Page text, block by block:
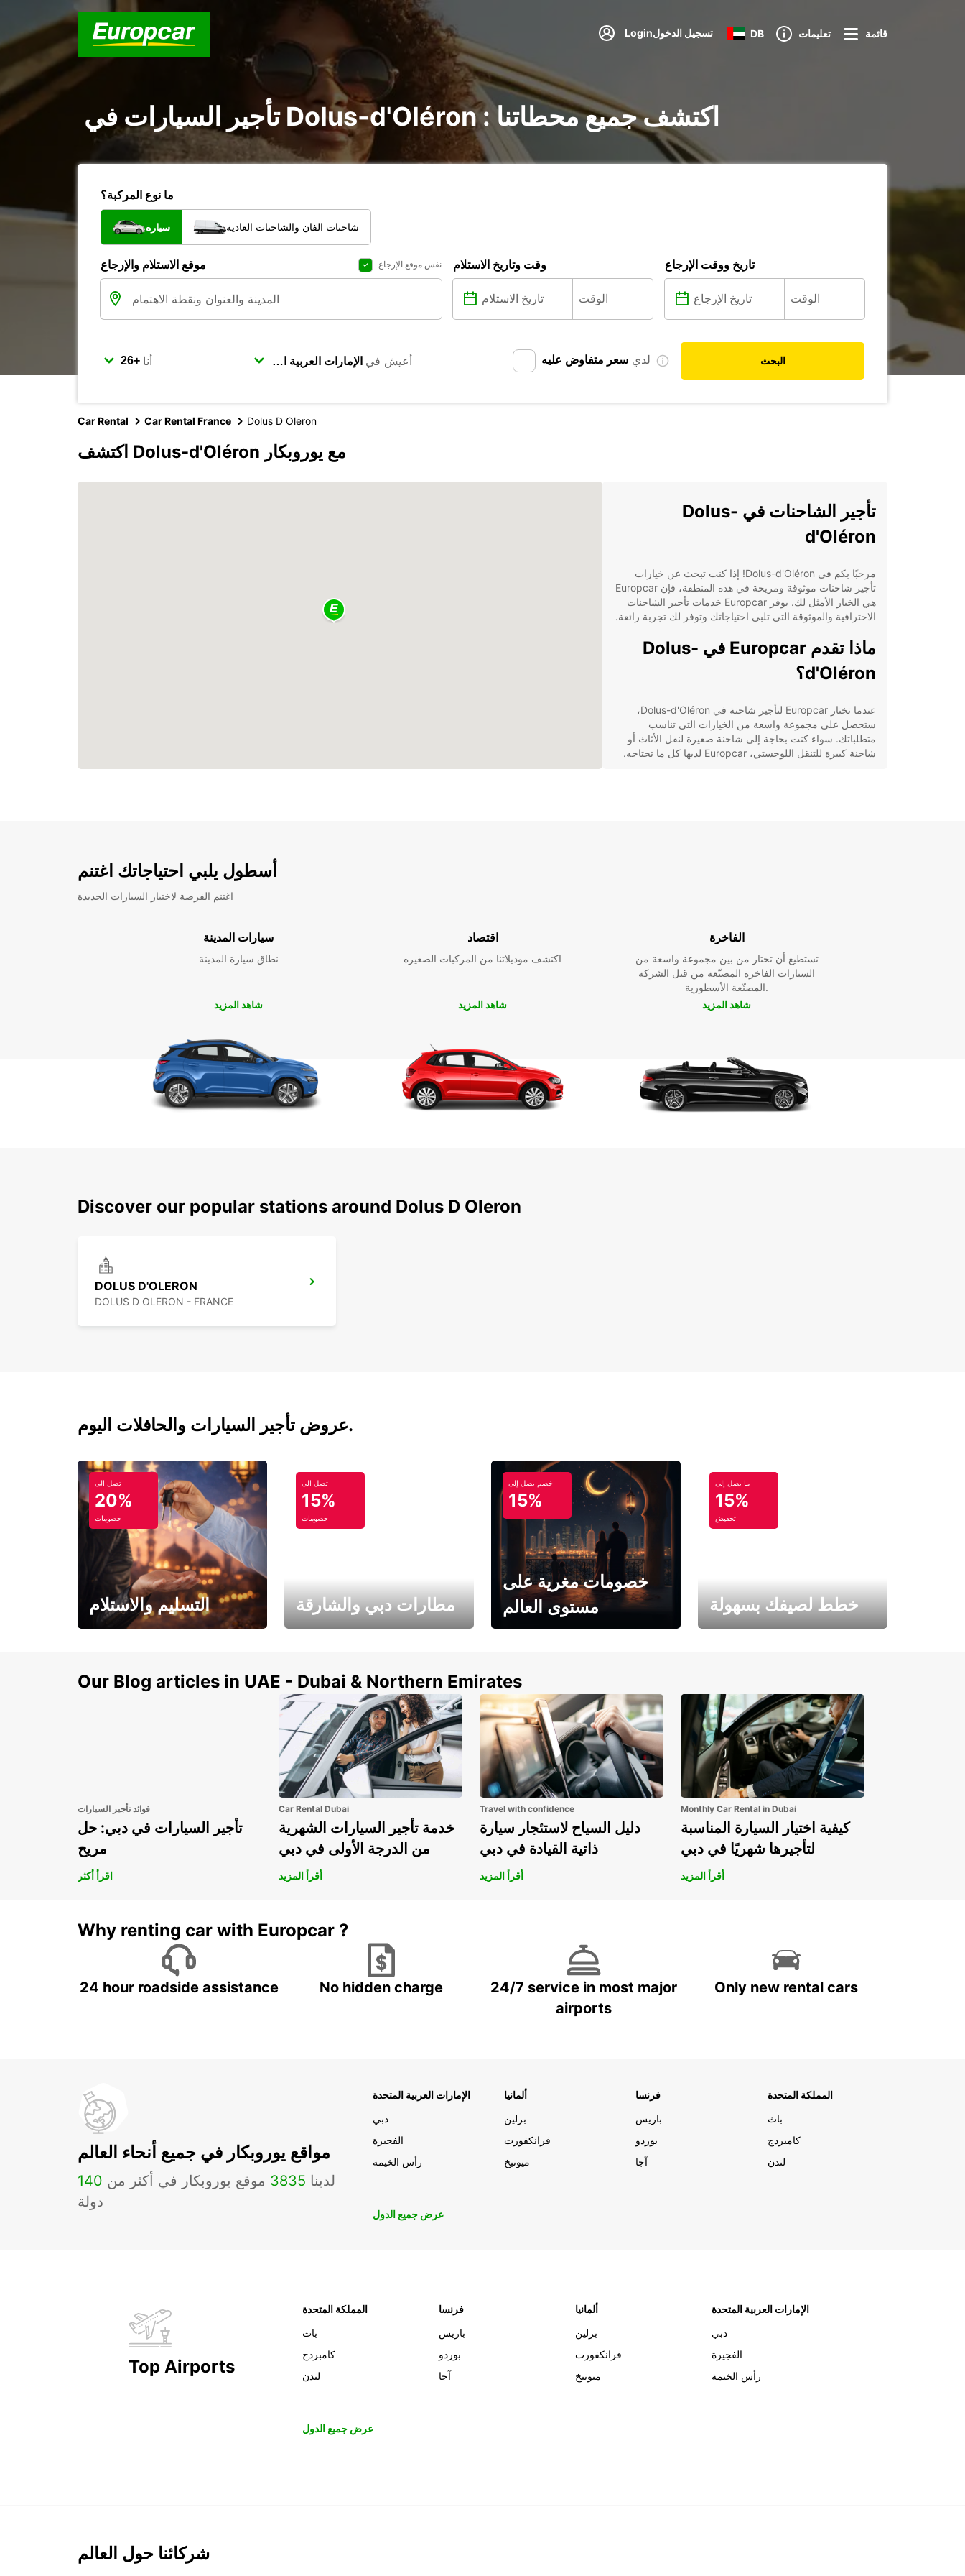
Loginتسجيل الدخول DB تعليمات قائمة
تأجير السيارات في Dolus-d'Oléron : اكتشف جميع محطاتنا
ما نوع المركبة؟
سيارة شاحنات الفان والشاحنات العادية
موقع الاستلام والإرجاع نفس موقع الإرجاع وقت وتاريخ الاستلام تاريخ ووقت الإرجاع
أنا أعيش في لدي سعر متفاوض عليه البحث
Car Rental Car Rental France Dolus D Oleron
اكتشف Dolus-d'Oléron مع يوروبكار
تأجير الشاحنات في Dolus-
d'Oléron
مرحبًا بكم في Dolus-d'Oléron! إذا كنت تبحث عن خيارات
تأجير شاحنات موثوقة ومريحة في هذه المنطقة، فإن Europcar
هي الخيار الأمثل لك. يوفر Europcar خدمات تأجير الشاحنات
الاحترافية والموثوقة التي تلبي احتياجاتك وتوفر لك تجربة رائعة.
ماذا تقدم Europcar في Dolus-
d'Oléron؟
عندما تختار Europcar لتأجير شاحنة في Dolus-d'Oléron،
ستحصل على مجموعة واسعة من الخيارات التي تناسب
متطلباتك. سواء كنت بحاجة إلى شاحنة صغيرة لنقل الأثاث أو
شاحنة كبيرة للتنقل اللوجستي، Europcar لديها كل ما تحتاجه.
وسرعة عبر الإنترنت أو عبر الهاتف، مما يجعل عملية
التأجير سلسة ومن دون عناء.
باختصار، إذا كنت تبحث عن خدمة تأجير شاحنات موثوقة
الأمثل بالتأكيد. احصل على شاحنة تلبي احتياجاتك واحصل على
أسطول يلبي احتياجاتك اغتنم
اغتنم الفرصة لاختبار السيارات الجديدة
سيارات المدينة
نطاق سيارة المدينة
شاهد المزيد
اقتصاد
اكتشف موديلاتنا من المركبات الصغيره
شاهد المزيد
الفاخرة
تستطيع أن تختار من بين مجموعة واسعة من
السيارات الفاخرة المصنّعة من قبل الشركة
المصنّعة الأسطورية.
شاهد المزيد
Discover our popular stations around Dolus D Oleron
DOLUS D'OLERON
DOLUS D OLERON - FRANCE
عروض تأجير السيارات والحافلات اليوم.
تصل الى
20%
خصومات
التسليم والاستلام
تصل الى
15%
خصومات
مطارات دبي والشارقة
خصم يصل إلى
15%
خصومات مغرية على
مستوى العالم
ما يصل إلى
15%
تخفيض
خطط لصيفك بسهولة
Our Blog articles in UAE - Dubai & Northern Emirates
فوائد تأجير السيارات
تأجير السيارات في دبي: حل
مريح
اقرأ أكثر
Car Rental Dubai
خدمة تأجير السيارات الشهرية
من الدرجة الأولى في دبي
أقرأ المزيد
Travel with confidence
دليل السياح لاستئجار سيارة
ذاتية القيادة في دبي
أقرأ المزيد
Monthly Car Rental in Dubai
كيفية اختيار السيارة المناسبة
لتأجيرها شهريًا في دبي
أقرأ المزيد
Why renting car with Europcar ?
24 hour roadside assistance No hidden charge
24/7 service in most major
airports
Only new rental cars
مواقع يوروبكار في جميع أنحاء العالم
لدينا 3835 موقع يوروبكار في أكثر من 140
دولة
الإمارات العربية المتحدة
دبي
الفجيرة
رأس الخيمة
ألمانيا
برلين
فرانكفورت
ميونيخ
فرنسا
باريس
بوردو
آجا
المملكة المتحدة
باث
كامبردج
لندن
عرض جميع الدول
Top Airports
المملكة المتحدة
باث
كامبردج
لندن
فرنسا
باريس
بوردو
آجا
ألمانيا
برلين
فرانكفورت
ميونيخ
الإمارات العربية المتحدة
دبي
الفجيرة
رأس الخيمة
عرض جميع الدول
شركائنا حول العالم